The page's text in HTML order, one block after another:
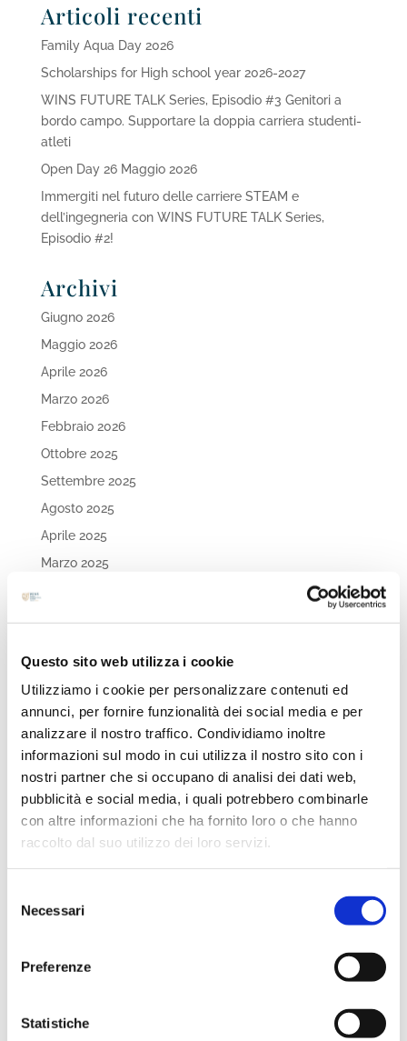
Questo sito web utilizza i cookie
Utilizziamo i cookie per personalizzare contenuti ed
annunci, per fornire funzionalità dei social media e per
analizzare il nostro traffico. Condividiamo inoltre
informazioni sul modo in cui utilizza il nostro sito con i
nostri partner che si occupano di analisi dei dati web,
pubblicità e social media, i quali potrebbero combinarle
con altre informazioni che ha fornito loro o che hanno
raccolto dal suo utilizzo dei loro servizi.
delNecessari
Preferenze
Statistiche
Articoli recenti
Family Aqua Day 2026
Scholarships for High school year 2026-2027
WINS FUTURE TALK Series, Episodio #3 Genitori a
bordo campo. Supportare la doppia carriera studenti-
atleti
Open Day 26 Maggio 2026
Immergiti nel futuro delle carriere STEAM e
dell’ingegneria con WINS FUTURE TALK Series,
Episodio #2!
Archivi
Giugno 2026
Maggio 2026
Aprile 2026
Marzo 2026
Febbraio 2026
Ottobre 2025
Settembre 2025
Agosto 2025
Aprile 2025
Marzo 2025
Settembre 2024
Agosto 2024
Luglio 2024
Maggio 2024
Aprile 2024
Marzo 2024
Settembre 2023
Giugno 2023
Aprile 2023